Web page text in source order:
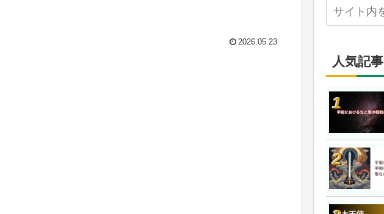
2026.05.23
人気記事